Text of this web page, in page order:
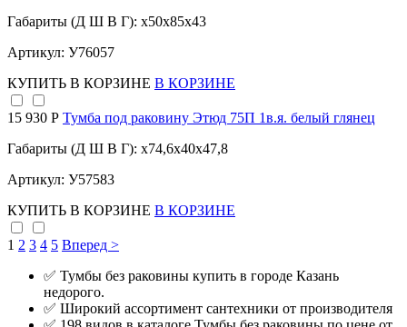
Габариты (Д Ш В Г): x50x85x43
Артикул: У76057
КУПИТЬ В КОРЗИНЕ В КОРЗИНЕ
15 930 Р Тумба под раковину Этюд 75П 1в.я. белый глянец
Габариты (Д Ш В Г): x74,6x40x47,8
Артикул: У57583
КУПИТЬ В КОРЗИНЕ В КОРЗИНЕ
1 2 3 4 5 Вперед >
✅ Тумбы без раковины купить в городе Казань
недорого.
✅ Широкий ассортимент сантехники от производителя